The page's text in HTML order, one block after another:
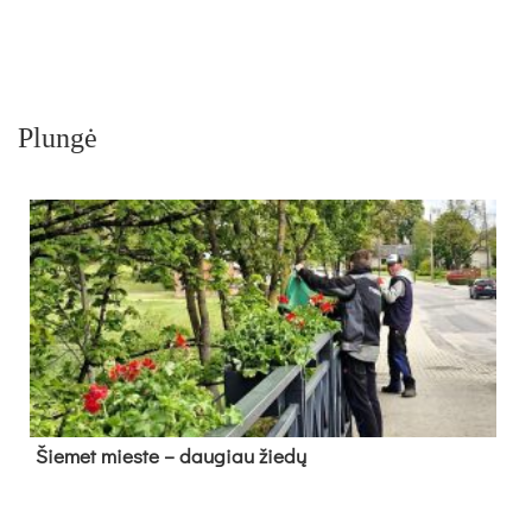
Plungė
Šie­met mies­te – dau­giau žie­dų